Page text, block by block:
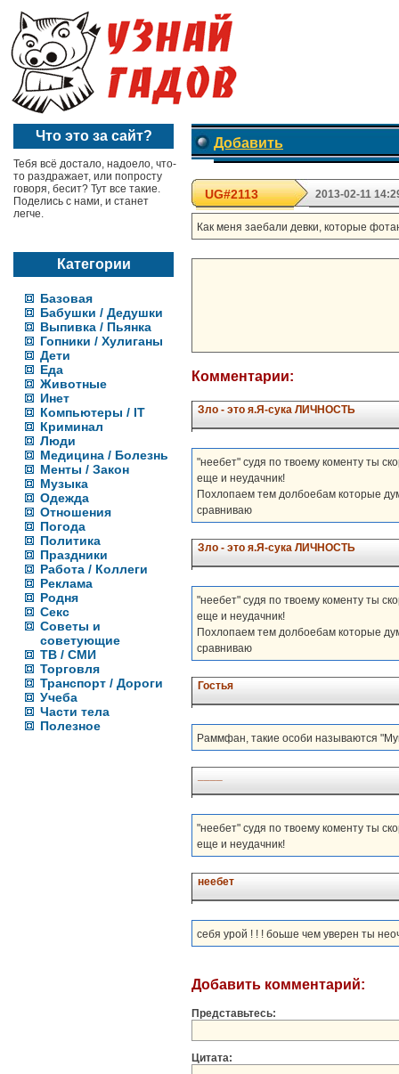
Что это за сайт?
Тебя всё достало, надоело, что-
то раздражает, или попросту
говоря, бесит? Тут все такие.
Поделись с нами, и станет
легче.
Категории
Базовая
Бабушки / Дедушки
Выпивка / Пьянка
Гопники / Хулиганы
Дети
Еда
Животные
Инет
Компьютеры / IT
Криминал
Люди
Медицина / Болезнь
Менты / Закон
Музыка
Одежда
Отношения
Погода
Политика
Праздники
Работа / Коллеги
Реклама
Родня
Секс
Советы и
советующие
ТВ / СМИ
Торговля
Транспорт / Дороги
Учеба
Части тела
Полезное
Добавить
UG#2113 2013-02-11
Как меня заебали девки, которые
Комментарии:
Зло - это я.Я-сука ЛИЧНОСТЬ
"неебет" судя по твоему коменту ты
еще и неудачник!
Похлопаем тем долбоебам которые
сравниваю
Зло - это я.Я-сука ЛИЧНОСТЬ
"неебет" судя по твоему коменту ты
еще и неудачник!
Похлопаем тем долбоебам которые
сравниваю
Гостья
Раммфан, такие особи называются
"неебет" судя по твоему коменту ты
еще и неудачник!
неебет
себя урой ! ! ! боьше чем уверен ты
Добавить комментарий:
Представьтесь:
Цитата: